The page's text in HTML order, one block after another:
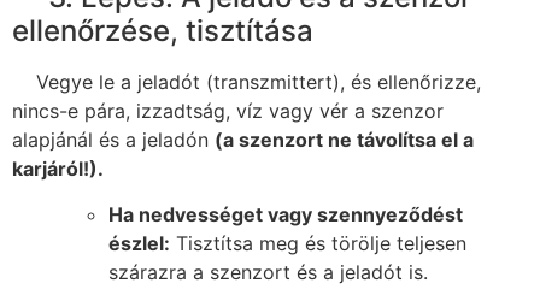
ellenőrzése, tisztítása
Vegye le a jeladót (transzmittert), és ellenőrizze,
nincs-e pára, izzadtság, víz vagy vér a szenzor
alapjánál és a jeladón (a szenzort ne távolítsa el a
karjáról!).
Ha nedvességet vagy szennyeződést
észlel: Tisztítsa meg és törölje teljesen
szárazra a szenzort és a jeladót is.